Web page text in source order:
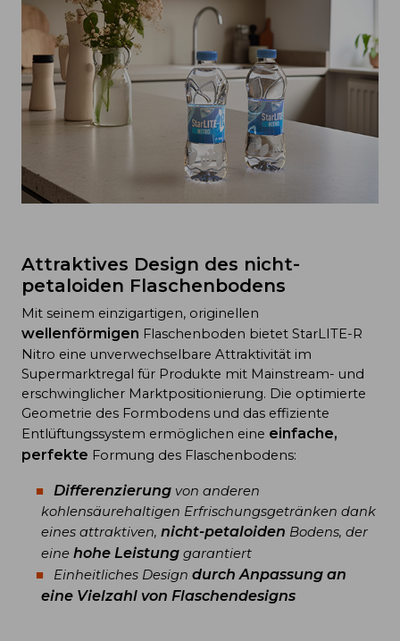
Attraktives Design des nicht-
petaloiden Flaschenbodens
Mit seinem einzigartigen, originellen
wellenförmigen Flaschenboden bietet StarLITE-R
Nitro eine unverwechselbare Attraktivität im
Supermarktregal für Produkte mit Mainstream- und
erschwinglicher Marktpositionierung. Die optimierte
Geometrie des Formbodens und das effiziente
Entlüftungssystem ermöglichen eine einfache,
perfekte Formung des Flaschenbodens:
Differenzierung von anderen
kohlensäurehaltigen Erfrischungsgetränken dank
eines attraktiven, nicht-petaloiden Bodens, der
eine hohe Leistung garantiert
Einheitliches Design durch Anpassung an
eine Vielzahl von Flaschendesigns